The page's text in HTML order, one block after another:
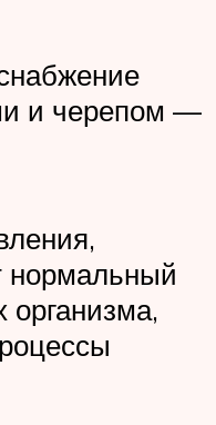
и черепом —
нормальный